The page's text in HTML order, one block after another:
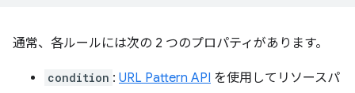
通常、各ルールには次の 2 つのプロパティがあります。
condition : URL Pattern API を使用してリソースパ